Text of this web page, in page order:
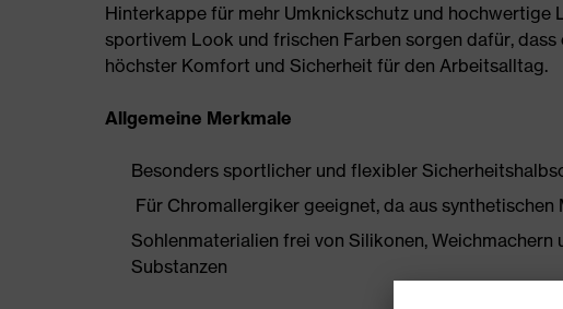
Hinterkappe für mehr Umknickschutz und hochwertige
sportivem Look und frischen Farben sorgen dafür,
höchster Komfort und Sicherheit für den Arbeitsalltag.
Allgemeine Merkmale
Besonders sportlicher und flexibler
Für Chromallergiker geeignet, da aus
Sohlenmaterialien frei von Silikonen,
Substanzen